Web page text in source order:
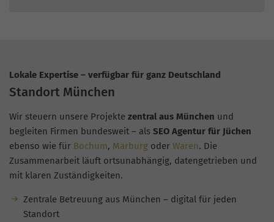
Lokale Expertise – verfügbar für ganz Deutschland
Standort München
Wir steuern unsere Projekte zentral aus München und
begleiten Firmen bundesweit – als SEO Agentur für Jüchen
ebenso wie für Bochum, Marburg oder Waren. Die
Zusammenarbeit läuft ortsunabhängig, datengetrieben und
mit klaren Zuständigkeiten.
Zentrale Betreuung aus München – digital für jeden
Standort